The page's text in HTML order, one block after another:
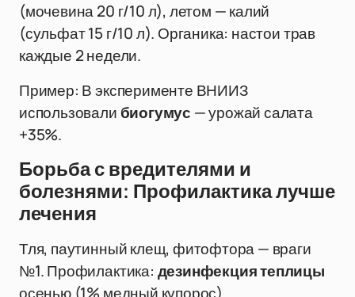
(мочевина 20 г/10 л), летом — калий
(сульфат 15 г/10 л). Органика: настои трав
каждые 2 недели.
Пример: В эксперименте ВНИИЗ
использовали биогумус — урожай салата
+35%.
Борьба с вредителями и
болезнями: Профилактика лучше
лечения
Тля, паутинный клещ, фитофтора — враги
№1. Профилактика: дезинфекция теплицы